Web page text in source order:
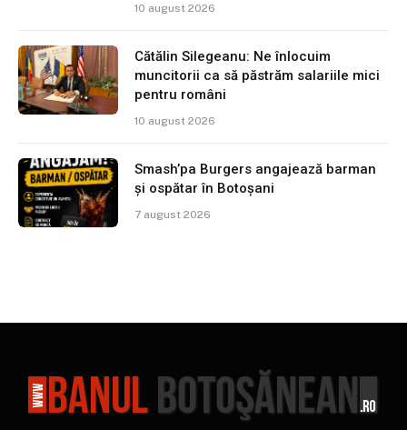
10 august 2026
Cătălin Silegeanu: Ne înlocuim
muncitorii ca să păstrăm salariile mici
pentru români
10 august 2026
Smash’pa Burgers angajează barman
și ospătar în Botoșani
7 august 2026